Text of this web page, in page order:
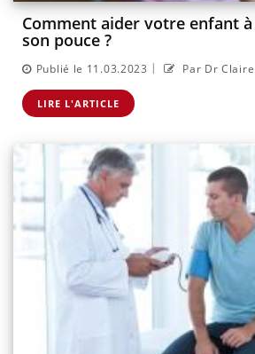
Comment aider votre enfant
son pouce ?
Publié le 11.03.2023 | Par Dr
LIRE L'ARTICLE